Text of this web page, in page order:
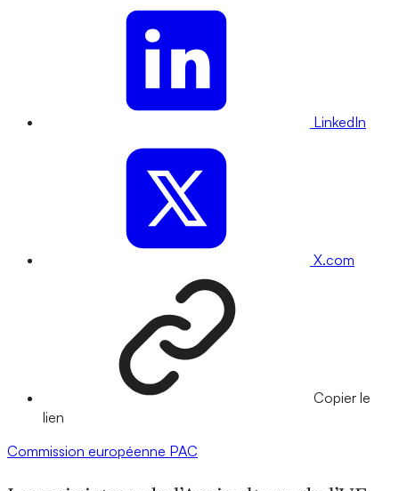
LinkedIn
X.com
Copier le
lien
Commission européenne PAC